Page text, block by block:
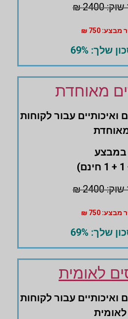
2400 ₪
750 ₪
שלך: 69%
מאוחדת
ואיכותיים עבור לקוחות
במבצע
2400 ₪
750 ₪
שלך: 69%
לאומית
ואיכותיים עבור לקוחות
לאומית